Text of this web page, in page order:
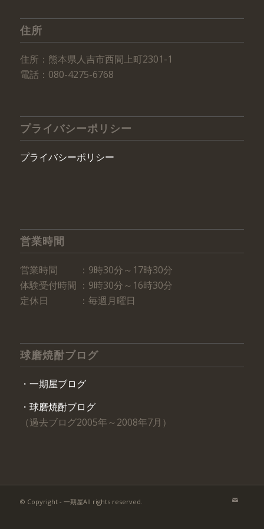
住所
住所：熊本県人吉市西間上町2301-1
電話：080-4275-6768
プライバシーポリシー
プライバシーポリシー
営業時間
営業時間 ：9時30分～17時30分
体験受付時間 ：9時30分～16時30分
定休日 ：毎週月曜日
球磨焼酎ブログ
・一期屋ブログ
・球磨焼酎ブログ
（過去ブログ2005年～2008年7月）
© Copyright - 一期屋All rights reserved.